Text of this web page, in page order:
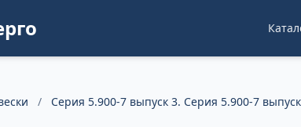
/ Серия 5.900-7 выпуск 3. Серия 5.900-7